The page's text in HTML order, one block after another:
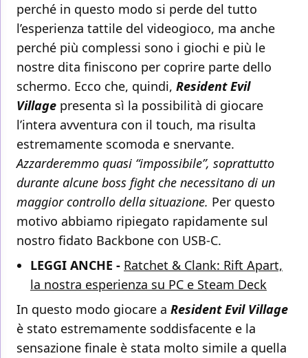
perché in questo modo si perde del tutto
l’esperienza tattile del videogioco, ma anche
perché più complessi sono i giochi e più le
nostre dita finiscono per coprire parte dello
schermo. Ecco che, quindi, Resident Evil
Village presenta sì la possibilità di giocare
l’intera avventura con il touch, ma risulta
estremamente scomoda e snervante.
Azzarderemmo quasi “impossibile”, soprattutto
durante alcune boss fight che necessitano di un
maggior controllo della situazione. Per questo
motivo abbiamo ripiegato rapidamente sul
nostro fidato Backbone con USB-C.
LEGGI ANCHE - Ratchet & Clank: Rift Apart,
la nostra esperienza su PC e Steam Deck
In questo modo giocare a Resident Evil Village
è stato estremamente soddisfacente e la
sensazione finale è stata molto simile a quella